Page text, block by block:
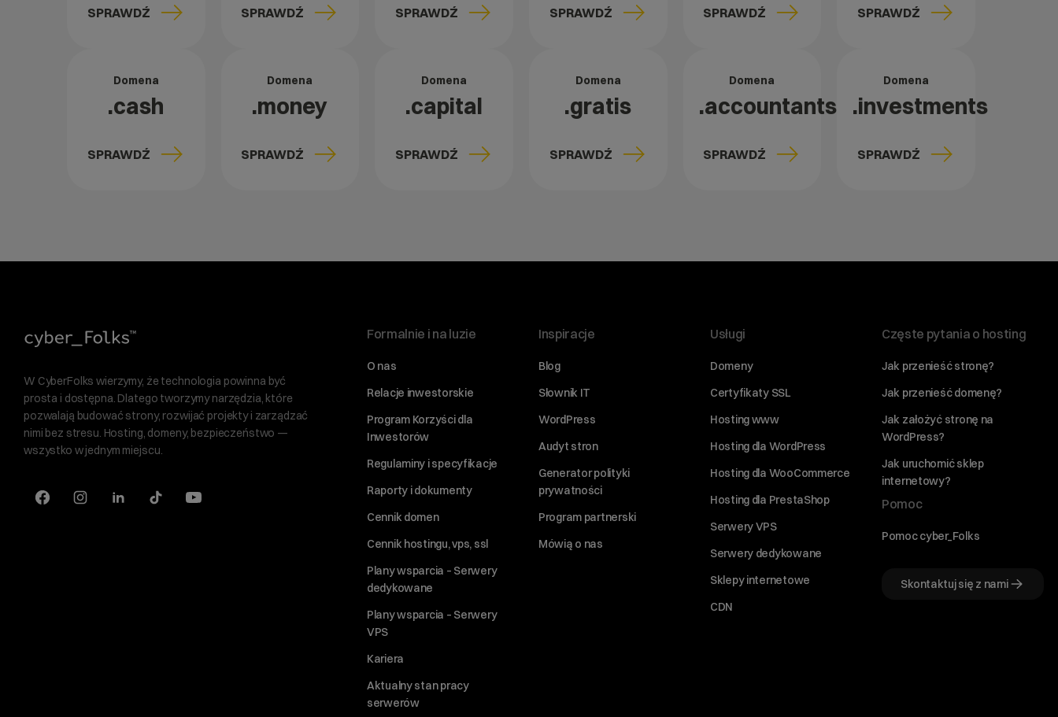
SPRAWDŹ SPRAWDŹ SPRAWDŹ SPRAWDŹ SPRAWDŹ SPRAWDŹ
Domena
.cash
SPRAWDŹ
Domena
.money
SPRAWDŹ
Domena
.capital
SPRAWDŹ
Domena
.gratis
SPRAWDŹ
Domena
.accountants
SPRAWDŹ
Domena
.investments
SPRAWDŹ
W CyberFolks wierzymy, że technologia powinna być
prosta i dostępna. Dlatego tworzymy narzędzia, które
pozwalają budować strony, rozwijać projekty i zarządzać
nimi bez stresu. Hosting, domeny, bezpieczeństwo —
wszystko w jednym miejscu.
Formalnie i na luzie
O nas
Relacje inwestorskie
Program Korzyści dla
Inwestorów
Regulaminy i specyfikacje
Raporty i dokumenty
Cennik domen
Cennik hostingu, vps, ssl
Plany wsparcia – Serwery
dedykowane
Plany wsparcia – Serwery
VPS
Kariera
Aktualny stan pracy
serwerów
Inspiracje
Blog
Słownik IT
WordPress
Audyt stron
Generator polityki
prywatności
Program partnerski
Mówią o nas
Usługi
Domeny
Certyfikaty SSL
Hosting www
Hosting dla WordPress
Hosting dla WooCommerce
Hosting dla PrestaShop
Serwery VPS
Serwery dedykowane
Sklepy internetowe
CDN
Częste pytania o hosting
Jak przenieść stronę?
Jak przenieść domenę?
Jak założyć stronę na
WordPress?
Jak uruchomić sklep
internetowy?
Pomoc
Pomoc cyber_Folks
Skontaktuj się z nami